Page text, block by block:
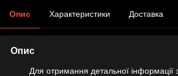
Опис Характеристики Доставка
Опис
Для отримання детальної інформації